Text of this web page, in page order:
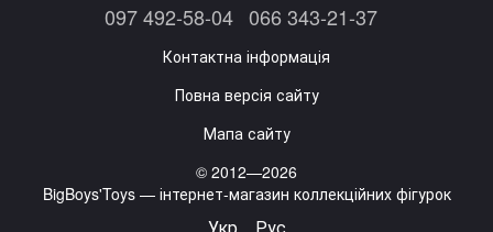
097 492-58-04 066 343-21-37
Контактна інформація
Повна версія сайту
Мапа сайту
© 2012—2026
BigBoys'Toys — інтернет-магазин коллекційних фігурок
Укр Рус